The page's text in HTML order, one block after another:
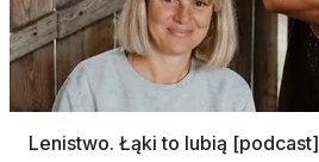
Lenistwo. Łąki to lubią [podcast]